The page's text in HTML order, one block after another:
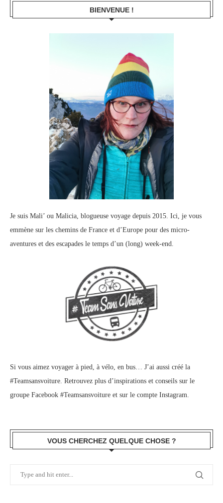
BIENVENUE !
Je suis Mali’ ou Malicia, blogueuse voyage depuis 2015. Ici, je vous
emmène sur les chemins de France et d’Europe pour des micro-
aventures et des escapades le temps d’un (long) week-end.
Si vous aimez voyager à pied, à vélo, en bus… J’ai aussi créé la
#Teamsansvoiture. Retrouvez plus d’inspirations et conseils sur le
groupe Facebook #Teamsansvoiture et sur le compte Instagram
VOUS CHERCHEZ QUELQUE CHOSE ?